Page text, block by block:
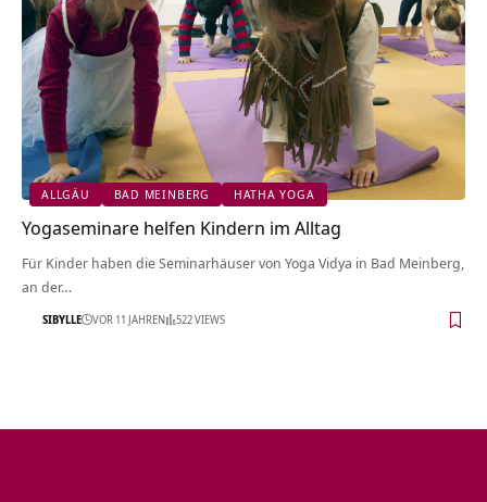
ALLGÄU BAD MEINBERG HATHA YOGA
Yogaseminare helfen Kindern im Alltag
Für Kinder haben die Seminarhäuser von Yoga Vidya in Bad Meinberg,
an der…
SIBYLLE VOR 11 JAHREN 522 VIEWS